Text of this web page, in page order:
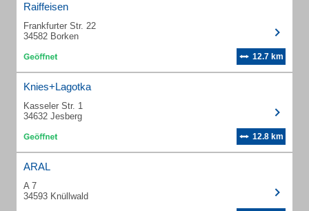
Raiffeisen
Frankfurter Str. 22
34582 Borken
12.7 km
Knies+Lagotka
Kasseler Str. 1
34632 Jesberg
12.8 km
ARAL
A 7
34593 Knüllwald